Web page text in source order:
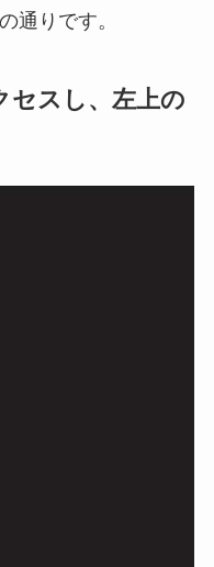
通りです。
セスし、左上の